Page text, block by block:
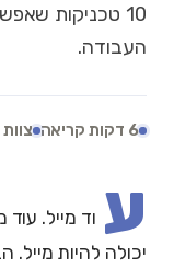
10 טכניקות
העבודה.
6 דקות קריאה
ע וד מייל.
יכולה להיות מייל.